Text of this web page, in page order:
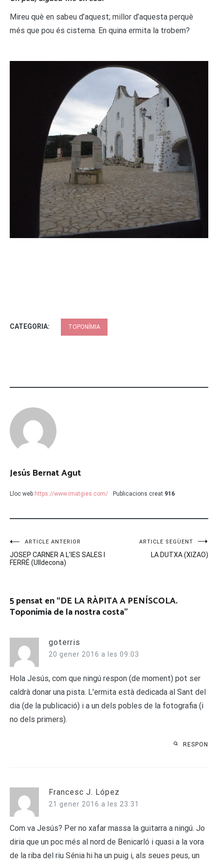
Mireu què en sabeu d’aquest; millor d’aquesta perquè
més que pou és cisterna. En quina ermita la trobem?
CATEGORIA: TOPONÍMIA
Jesús Bernat Agut
Lloc web https://www.imatgies.com/ Publicacions creat 916
Navegació
d'entrades
ARTICLE ANTERIOR
JOSEP CARNER A L’IES SALES I
FERRÉ (Ulldecona)
ARTICLE SEGÜENT
LA DUTXA (XIZAO)
5 pensat en “DE LA RÀPITA A PENÍSCOLA.
Toponímia de la nostra costa”
goterris
20 gener 2016 a les 09:03
Hola Jesús, com que ningú respon (de moment) pot ser
caldrà donar una pista. L'ermita està dedicada al Sant del
dia (de la publicació) i a un dels pobles de la fotografia (i
no dels primers).
RESPON
Francesc J. López
21 gener 2016 a les 23:31
Com va Jesús? Per no xafar massa la guitarra a ningú. Jo
diria que un poc més al nord de Benicarló i quasi a la vora
de la riba del riu Sénia hi ha un puig i, als seues peus, un